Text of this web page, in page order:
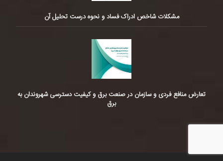
مشکلات شاخص ادراک فساد و نحوه درست تحلیل آن
تعارض منافع فردی و سازمان در صنعت برق و کیفیت دسترسی شهروندان به
برق